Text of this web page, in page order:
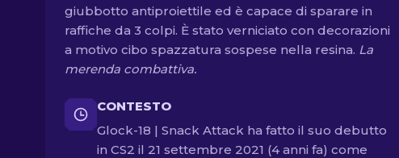
giubbotto antiproiettile ed è capace di sparare in
raffiche da 3 colpi. È stato verniciato con decorazioni
a motivo cibo spazzatura sospese nella resina. La
merenda combattiva.
CONTESTO
Glock-18 | Snack Attack ha fatto il suo debutto
in CS2 il 21 settembre 2021 (4 anni fa) come